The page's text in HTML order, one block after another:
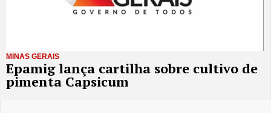
MINAS GERAIS
Epamig lança cartilha sobre cultivo de
pimenta Capsicum